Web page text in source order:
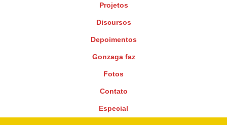
Projetos
Discursos
Depoimentos
Gonzaga faz
Fotos
Contato
Especial